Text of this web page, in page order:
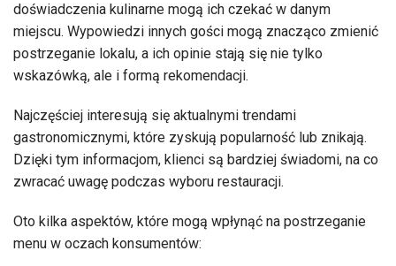
doświadczenia kulinarne mogą ich czekać w danym
miejscu. Wypowiedzi innych gości mogą znacząco zmienić
postrzeganie lokalu, a ich opinie stają się nie tylko
wskazówką, ale i formą rekomendacji.
Najczęściej interesują się aktualnymi trendami
gastronomicznymi, które zyskują popularność lub znikają.
Dzięki tym informacjom, klienci są bardziej świadomi, na co
zwracać uwagę podczas wyboru restauracji.
Oto kilka aspektów, które mogą wpłynąć na postrzeganie
menu w oczach konsumentów: